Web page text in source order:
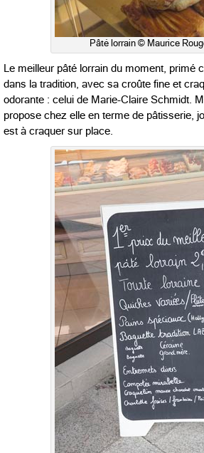
Pâté lorrain © Maurice
Le meilleur pâté lorrain du moment, primé
dans la tradition, avec sa croûte fine et
odorante : celui de Marie-Claire Schmidt.
propose chez elle en terme de pâtisserie,
est à craquer sur place.